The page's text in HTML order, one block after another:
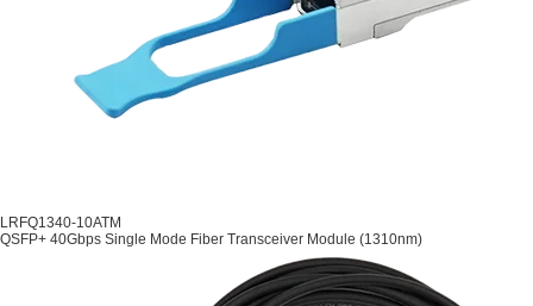
LRFQ1340-10ATM
QSFP+ 40Gbps Single Mode Fiber Transceiver Module (1310nm)